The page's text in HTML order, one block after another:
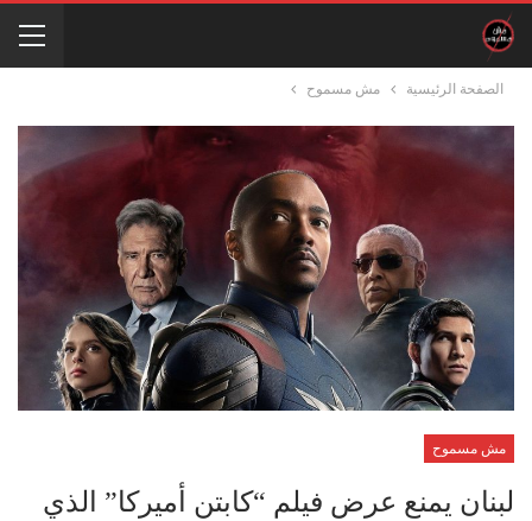
الصفحة الرئيسية مش مسموح
مش مسموح
لبنان يمنع عرض فيلم “كابتن أميركا” الذي